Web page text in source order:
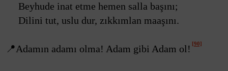
Beyhude inat etme hemen salla başını;
Dilini tut, uslu dur, zıkkımlan maaşını.
📍Adamın adamı olma! Adam gibi Adam ol! [90]